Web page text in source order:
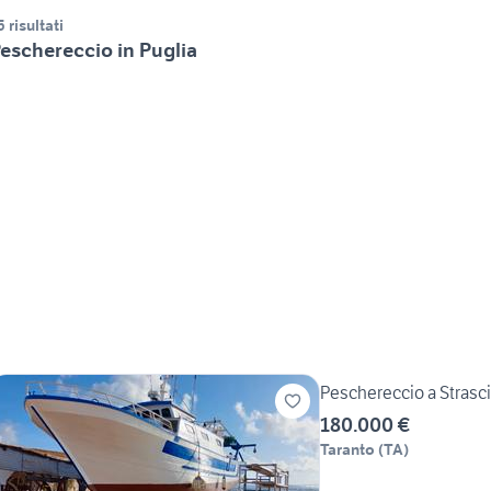
risultati
in Puglia
Peschereccio a
180.000 €
Taranto (TA)